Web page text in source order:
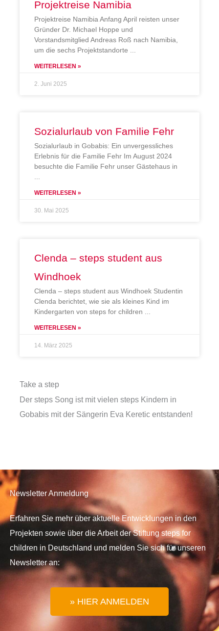
Projektreise Namibia
Projektreise Namibia Anfang April reisten unser
Gründer Dr. Michael Hoppe und
Vorstandsmitglied Andreas Roß nach Namibia,
um die sechs Projektstandorte
WEITERLESEN »
2. Juni 2025
Sozialurlaub von Familie Fehr
Sozialurlaub in Gobabis: Ein unvergessliches
Erlebnis für die Familie Fehr Im August 2024
besuchte die Familie Fehr unser Gästehaus in
WEITERLESEN »
30. Mai 2025
Clenda – steps student aus
Windhoek
Clenda – steps student aus Windhoek Studentin
Clenda berichtet, wie sie als kleines Kind im
Kindergarten von steps for children
WEITERLESEN »
14. März 2025
Take a step
Der steps Song ist mit vielen steps Kindern in
Gobabis mit der Sängerin Eva Keretic entstanden!
Newsletter Anmeldung
Erfahren Sie mehr über aktuelle Entwicklungen in den
Projekten sowie über die Arbeit der Stiftung steps for
children in Deutschland und melden Sie sich für unseren
Newsletter an:
» HIER ANMELDEN